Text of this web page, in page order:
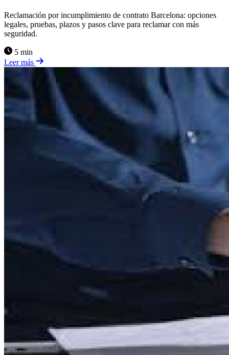
Reclamación por incumplimiento de contrato Barcelona: opciones
legales, pruebas, plazos y pasos clave para reclamar con más
seguridad.
5 min
Leer más